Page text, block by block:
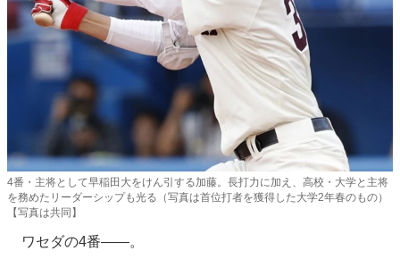
4番・主将として早稲田大をけん引する加藤。長打力に加え、高校・大学と主将
を務めたリーダーシップも光る（写真は首位打者を獲得した大学2年春のもの）
【写真は共同】
ワセダの4番――。